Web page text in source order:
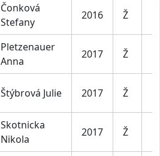
Čonková
Stefany
2016 Ž
Pletzenauer
Anna
2017 Ž
Štýbrová Julie 2017 Ž
Skotnicka
Nikola
2017 Ž